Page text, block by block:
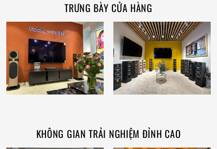
TRƯNG BÀY CỬA HÀNG
KHÔNG GIAN TRẢI NGHIỆM ĐỈNH CAO